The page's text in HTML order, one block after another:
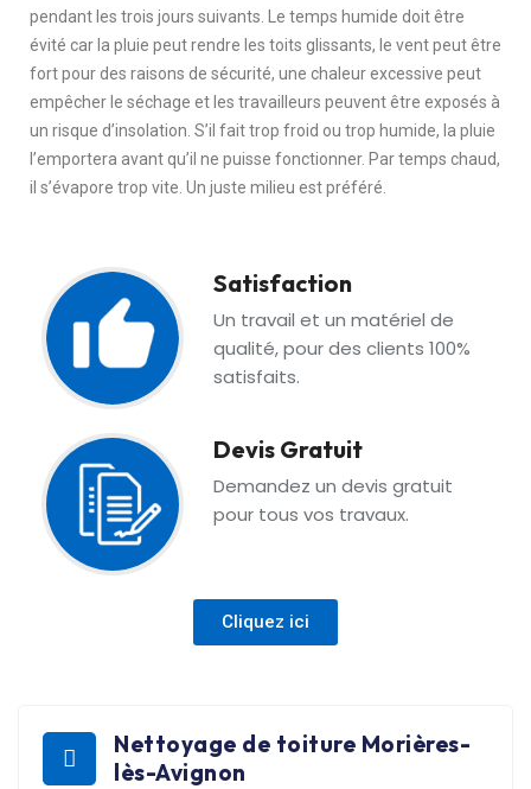
pendant les trois jours suivants. Le temps humide doit être
évité car la pluie peut rendre les toits glissants, le vent peut être
fort pour des raisons de sécurité, une chaleur excessive peut
empêcher le séchage et les travailleurs peuvent être exposés à
un risque d’insolation. S’il fait trop froid ou trop humide, la pluie
l’emportera avant qu’il ne puisse fonctionner. Par temps chaud,
il s’évapore trop vite. Un juste milieu est préféré.
Satisfaction
Un travail et un matériel de
qualité, pour des clients 100%
satisfaits.
Devis Gratuit
Demandez un devis gratuit
pour tous vos travaux.
Cliquez ici
Nettoyage de toiture Morières-
lès-Avignon